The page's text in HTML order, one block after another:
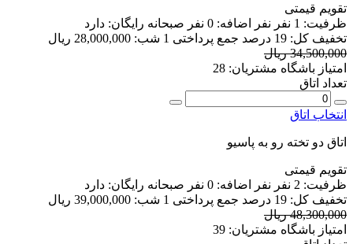
تقویم قیمتی
ظرفیت: 1 نفر نفر اضافه: 0 نفر صبحانه رایگان: دارد
تخفیف کل: 19 درصد جمع پرداختی 1 شب:
28,000,000 ریال
34,500,000 ریال
امتیاز باشگاه مشتریان: 28
تعداد اتاق
انتخاب اتاق
اتاق دو تخته رو به پاسیو
تقویم قیمتی
ظرفیت: 2 نفر نفر اضافه: 0 نفر صبحانه رایگان: دارد
تخفیف کل: 19 درصد جمع پرداختی 1 شب:
39,000,000 ریال
48,300,000 ریال
امتیاز باشگاه مشتریان: 39